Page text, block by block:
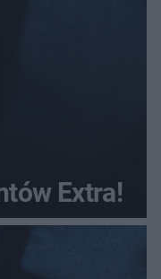
Extra!